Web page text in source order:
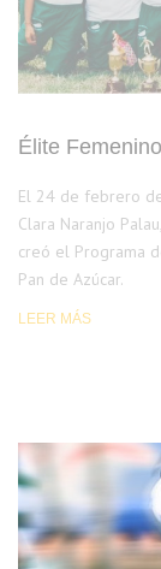
Élite Femenino
El 24 de febrero
Clara Naranjo
creó el Programa
Pan de Azúcar.
LEER MÁS